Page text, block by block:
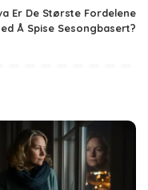
Er De Største Fordelene
Å Spise Sesongbasert?